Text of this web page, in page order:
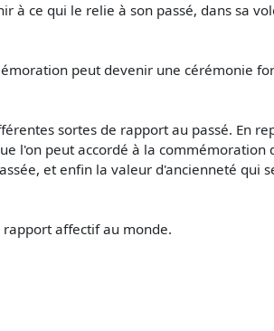
à ce qui le relie à son passé, dans sa
peut devenir une cérémonie
sortes de rapport au passé. En
l'on peut accordé à la commémoration
et enfin la valeur d'ancienneté qui
affectif au monde.